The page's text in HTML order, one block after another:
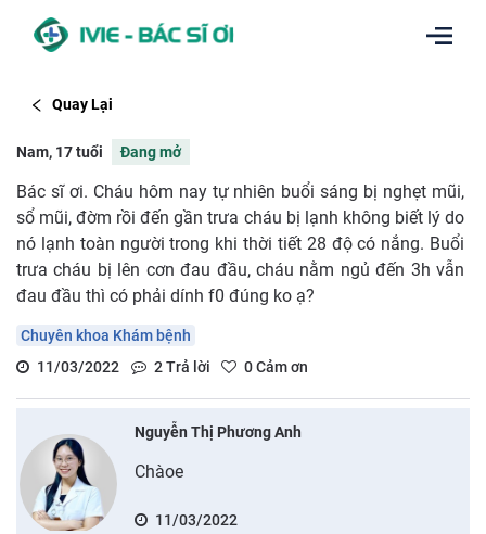
Quay Lại
Nam, 17 tuổi Đang mở
Bác sĩ ơi. Cháu hôm nay tự nhiên buổi sáng bị nghẹt mũi,
sổ mũi, đờm rồi đến gần trưa cháu bị lạnh không biết lý do
nó lạnh toàn người trong khi thời tiết 28 độ có nắng. Buổi
trưa cháu bị lên cơn đau đầu, cháu nằm ngủ đến 3h vẫn
đau đầu thì có phải dính f0 đúng ko ạ?
Chuyên khoa Khám bệnh
11/03/2022
2Trả lời 0Cảm ơn
Nguyễn Thị Phương Anh
Chàoe
11/03/2022